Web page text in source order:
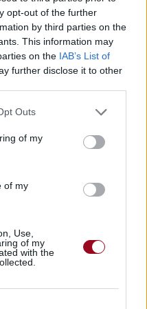
opt-out of the further
by third parties on the
This information may
on the IAB’s List of
further disclose it to other
Outs
of my
of my
Use,
of my
with the